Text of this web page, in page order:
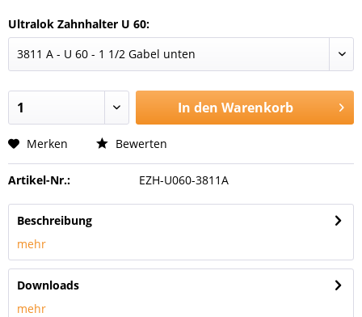
Ultralok Zahnhalter U 60:
In den Warenkorb
Merken Bewerten
Artikel-Nr.: EZH-U060-3811A
Beschreibung
mehr
Downloads
mehr